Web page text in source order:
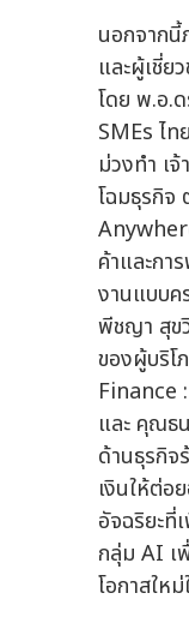
นอกจากนี้
และผู้เชี่
โดย พ.อ.
SMEs ไ
ม่วงทำ เ
โฉมธุรกิจ
ค้าและกา
งานแบบค
พีชญา สุข
ของผู้บริโ
Finance
และ คุณธ
ด้านธุรกิจ
เงินให้ต่
อัจฉริยะที่
กลุ่ม AI เ
โอกาสให